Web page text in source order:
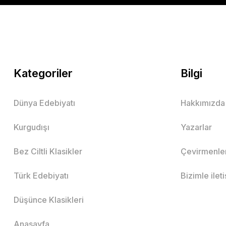
Kategoriler
Dünya Edebiyatı
Kurgudışı
Bez Ciltli Klasikler
Türk Edebiyatı
Düşünce Klasikleri
Anasayfa
Bilgi
Hakkımızda
Yazarlar
Bizimle